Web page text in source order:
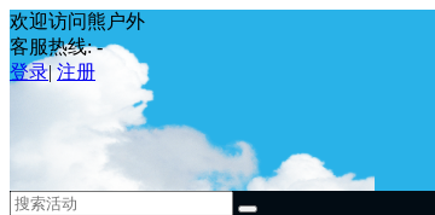
欢迎访问熊户外
客服热线:-
登录| 注册